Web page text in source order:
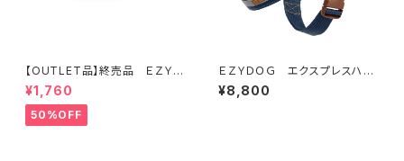
【OUTLET品】終売品 ＥＺＹＤ
ＯＧ ネオカラー L ブルー
¥1,760
50%OFF
ＥＺＹＤＯＧ エクスプレスハー
ネスＬ（デニム＆コーデュロイ）
¥8,800